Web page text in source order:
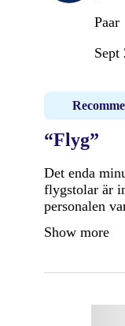
Paar
Sept
“Flyg”
Det enda
flygstolar är
personalen
Show more